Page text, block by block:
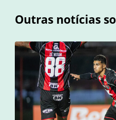
Outras notícias